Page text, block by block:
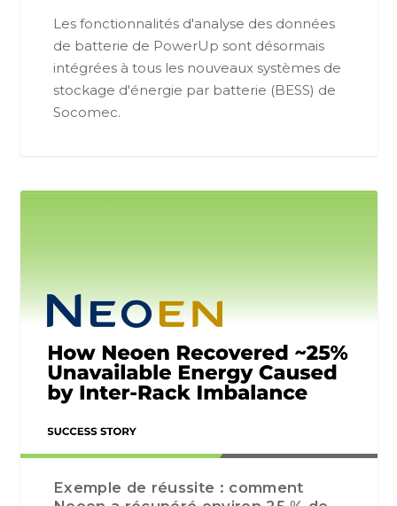
Les fonctionnalités d'analyse des données
de batterie de PowerUp sont désormais
intégrées à tous les nouveaux systèmes de
stockage d'énergie par batterie (BESS) de
Socomec.
Exemple de réussite : comment